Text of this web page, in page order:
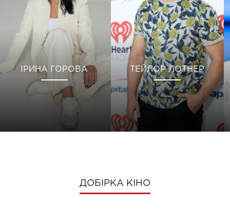
ІРИНА ГОРОВА ТЕЙЛОР ЛОТНЕР
ДОБІРКА КІНО